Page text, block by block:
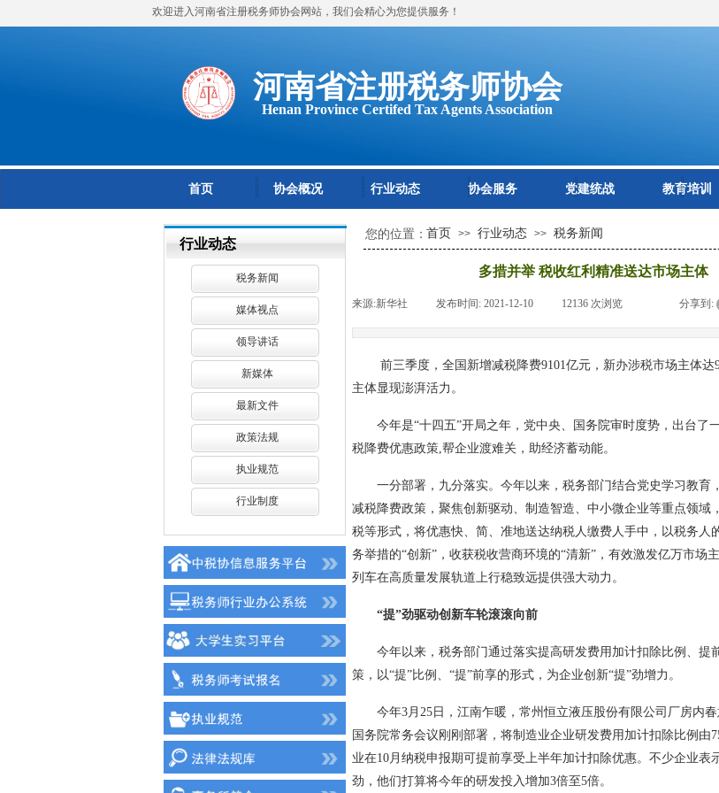
欢迎进入河南省注册税务师协会网站，我们会精心为您提供服务！
河南省注册税务师协会
Henan Province Certifed Tax Agents Association
首页 协会概况 行业动态 协会服务 党建统战 教育培训
行业动态
税务新闻
媒体视点
领导讲话
新媒体
最新文件
政策法规
执业规范
行业制度
您的位置：首页 >> 行业动态 >> 税务新闻
多措并举 税收红利精准送达市场主体
来源:新华社 发布时间: 2021-12-10 12136 次浏览 分享到:
前三季度，全国新增减税降费9101亿元，新办涉税市场主体达
主体显现澎湃活力。
今年是“十四五”开局之年，党中央、国务院审时度势，出台了
税降费优惠政策,帮企业渡难关，助经济蓄动能。
一分部署，九分落实。今年以来，税务部门结合党史学习教育
减税降费政策，聚焦创新驱动、制造智造、中小微企业等重点领域
税等形式，将优惠快、简、准地送达纳税人缴费人手中，以税务人
务举措的“创新”，收获税收营商环境的“清新”，有效激发亿万市场
列车在高质量发展轨道上行稳致远提供强大动力。
“提”劲驱动创新车轮滚滚向前
今年以来，税务部门通过落实提高研发费用加计扣除比例、提
策，以“提”比例、“提”前享的形式，为企业创新“提”劲增力。
今年3月25日，江南乍暖，常州恒立液压股份有限公司厂房内春
国务院常务会议刚刚部署，将制造业企业研发费用加计扣除比例由
业在10月纳税申报期可提前享受上半年加计扣除优惠。不少企业表
劲，他们打算将今年的研发投入增加3倍至5倍。